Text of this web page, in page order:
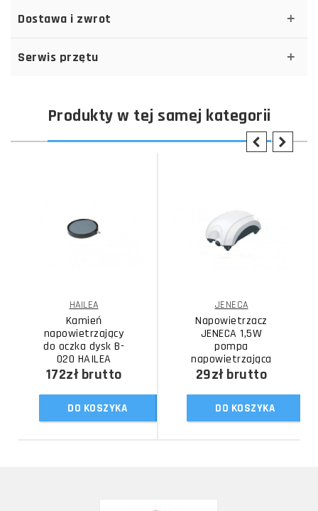
Dostawa i zwrot
Serwis przętu
Produkty w tej samej kategorii
HAILEA
Kamień
napowietrzający
do oczka dysk B-
020 HAILEA
172złbrutto
DO KOSZYKA
JENECA
Napowietrzacz
JENECA 1,5W
pompa
napowietrzająca
29złbrutto
DO KOSZYKA